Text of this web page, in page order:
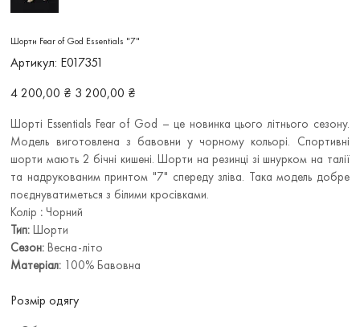
Шорти Fear of God Essentials "7"
Артикул: Артикул
Е017351
Е017351
Звичайна
ціна
4 200,00 ₴
Ціна
зі
3 200,00 ₴
Шорті Essentials Fear of God – це новинка цього літнього сезону.
Модель виготовлена з бавовни у чорному кольорі. Спортивні
шорти мають 2 бічні кишені. Шорти на резинці зі шнурком на талії
та надрукованим принтом "7" спереду зліва. Така модель добре
поєднуватиметься з білими кросівками.
Колір : Чорний
Тип: Шорти
Сезон: Весна-літо
Матеріал: 100% Бавовна
Розмір одягу